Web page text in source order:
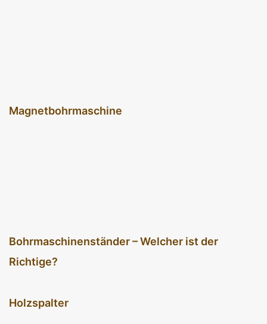
Magnetbohrmaschine
Bohrmaschinenständer – Welcher ist der
Richtige?
Holzspalter